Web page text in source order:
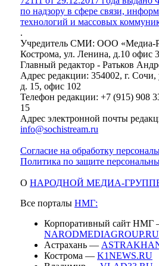
по надзору в сфере связи,
технологий и массовых
.
Учредитель СМИ: ООО «Медиа-
Кострома, ул. Ленина, д.10 офис
Главный редактор - Ратьков
Адрес редакции: 354002, г. Сочи,
д. 15, офис 102
Телефон редакции: +7 (915) 908
15
Адрес электронной почты
info@sochistream.ru
Согласие на обработку
Политика по защите
О НАРОДНОЙ МЕДИА-
Все порталы НМГ:
Корпоративный сайт
NARODMEDIAGROUP.RU
Астрахань —
Кострома — K1NEWS.RU